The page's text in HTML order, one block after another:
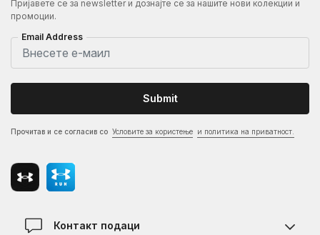
Пријавете се за newsletter и дознајте се за нашите нови колекции и
промоции.
Email Address
Submit
Прочитав и се согласив со Условите за користење и политика на приватност.
Контакт подаци